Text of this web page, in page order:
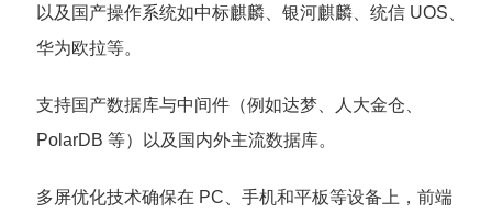
以及国产操作系统如中标麒麟、银河麒麟、统信 UOS、
华为欧拉等。
支持国产数据库与中间件（例如达梦、人大金仓、
PolarDB 等）以及国内外主流数据库。
多屏优化技术确保在 PC、手机和平板等设备上，前端